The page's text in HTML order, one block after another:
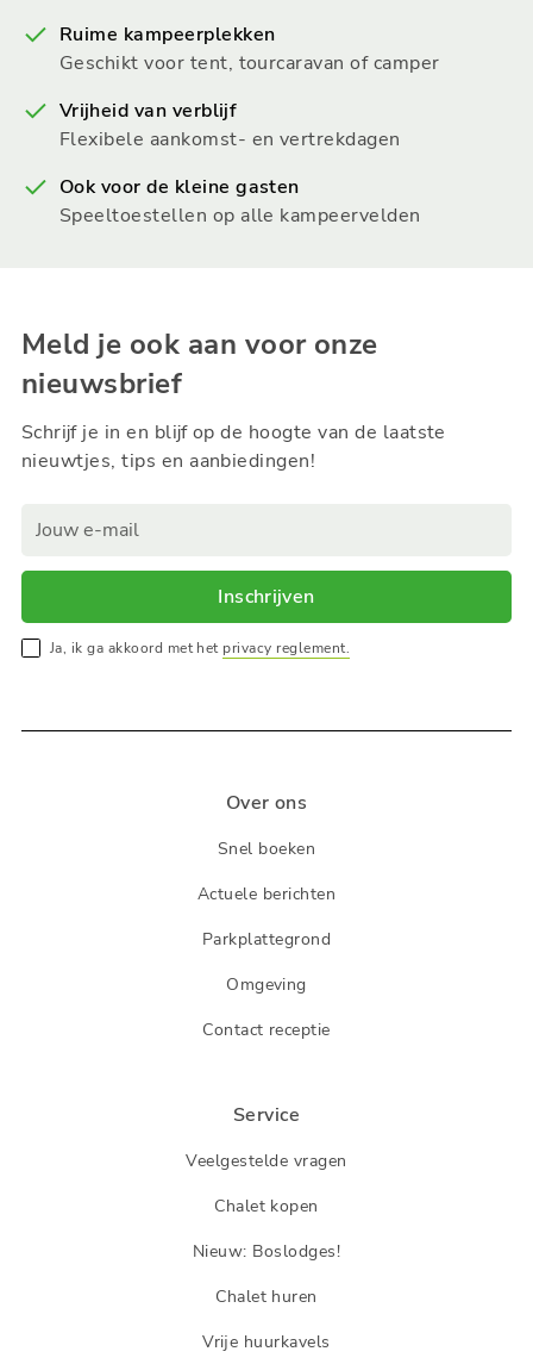
Ruime kampeerplekken
Geschikt voor tent, tourcaravan of camper
Vrijheid van verblijf
Flexibele aankomst- en vertrekdagen
Ook voor de kleine gasten
Speeltoestellen op alle kampeervelden
Meld je ook aan voor onze
nieuwsbrief
Schrijf je in en blijf op de hoogte van de laatste
nieuwtjes, tips en aanbiedingen!
Inschrijven
Ja, ik ga akkoord met het privacy reglement.
Over ons
Snel boeken
Actuele berichten
Parkplattegrond
Omgeving
Contact receptie
Service
Veelgestelde vragen
Chalet kopen
Nieuw: Boslodges!
Chalet huren
Vrije huurkavels